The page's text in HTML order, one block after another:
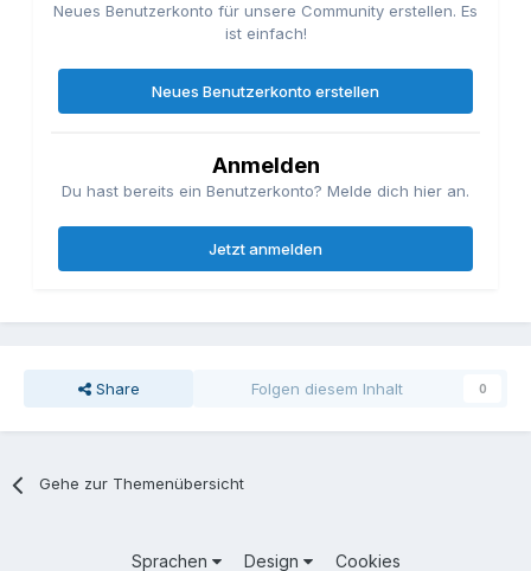
Neues Benutzerkonto für unsere Community erstellen. Es
ist einfach!
Neues Benutzerkonto erstellen
Anmelden
Du hast bereits ein Benutzerkonto? Melde dich hier an.
Jetzt anmelden
Share Folgen diesem Inhalt 0
Gehe zur Themenübersicht
Sprachen Design Cookies